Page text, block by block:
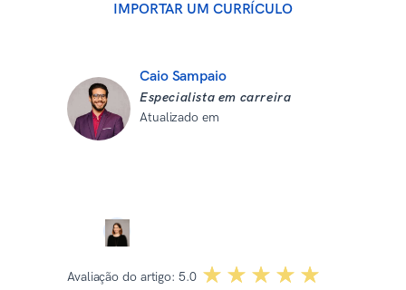
IMPORTAR UM CURRÍCULO
Caio Sampaio
Especialista em carreira
Atualizado em
Avaliação do artigo: 5.0 ☆☆☆☆☆
★★★★★